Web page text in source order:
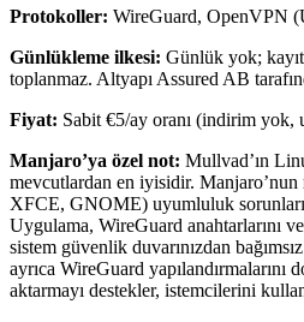
Protokoller: WireGuard, OpenVPN
Günlükleme ilkesi: Günlük yok;
toplanmaz. Altyapı Assured AB
Fiyat: Sabit €5/ay oranı (indirim yok,
Manjaro’ya özel not: Mullvad’ın
mevcutlardan en iyisidir. Manjaro’nun
XFCE, GNOME) uyumluluk
Uygulama, WireGuard anahtarlarını
sistem güvenlik duvarınızdan
ayrıca WireGuard
aktarmayı destekler, istemcilerini